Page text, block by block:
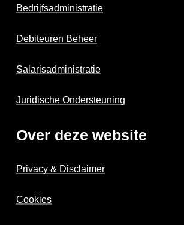
Bedrijfsadministratie
Debiteuren Beheer
Salarisadministratie
Juridische Ondersteuning
Over deze website
Privacy & Disclaimer
Cookies